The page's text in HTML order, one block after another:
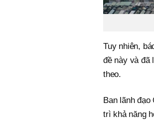
Tuy nhiên,
đề này và đã
theo.
Ban lãnh
trì khả năng